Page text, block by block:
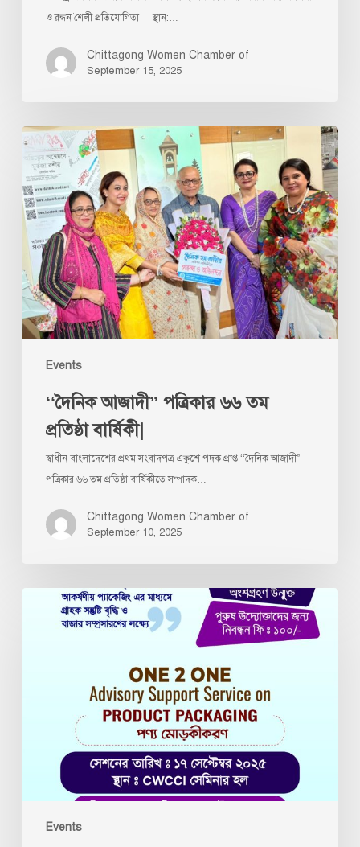
ও রন্ধন শৈলী প্রতিযোগিতা । স্থান:…
Chittagong Women Chamber of
September 15, 2025
Events
‘‘দৈনিক
আজাদী”
পত্রিকার
৬৬
তম
প্রতিষ্ঠা
বার্ষিকী|
‘‘দৈনিক আজাদী” পত্রিকার ৬৬ তম
প্রতিষ্ঠা বার্ষিকী|
স্বাধীন বাংলাদেশের প্রথম সংবাদপত্র একুশে পদক প্রাপ্ত ‘‘দৈনিক আজাদী”
পত্রিকার ৬৬ তম প্রতিষ্ঠা বার্ষিকীতে সম্পাদক…
Chittagong Women Chamber of
September 10, 2025
Events
Packaging
সেশন।